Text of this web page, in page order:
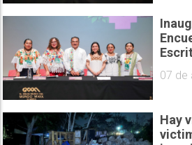
07 de
Hay